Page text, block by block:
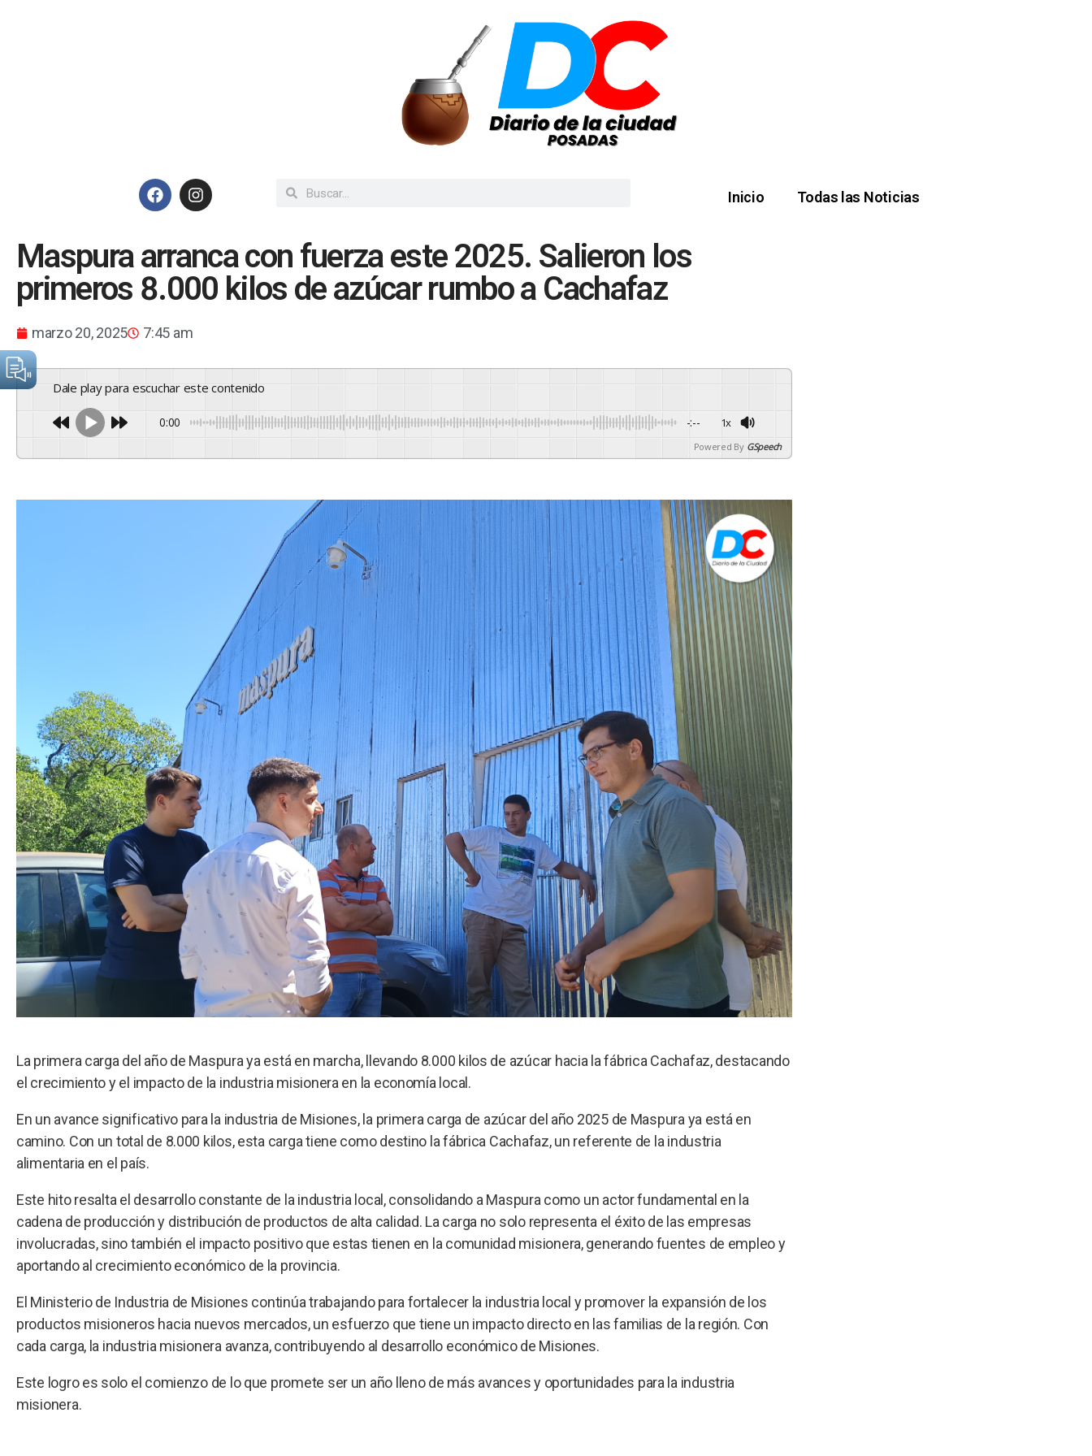
Inicio Todas las Noticias
Maspura arranca con fuerza este 2025. Salieron los
primeros 8.000 kilos de azúcar rumbo a Cachafaz
marzo 20, 2025 7:45 am
Dale play para escuchar este contenido
0:00 -:-- 1x
Powered By GSpeech
La primera carga del año de Maspura ya está en marcha, llevando 8.000 kilos de azúcar hacia la fábrica Cachafaz, destacando
el crecimiento y el impacto de la industria misionera en la economía local.
En un avance significativo para la industria de Misiones, la primera carga de azúcar del año 2025 de Maspura ya está en
camino. Con un total de 8.000 kilos, esta carga tiene como destino la fábrica Cachafaz, un referente de la industria
alimentaria en el país.
Este hito resalta el desarrollo constante de la industria local, consolidando a Maspura como un actor fundamental en la
cadena de producción y distribución de productos de alta calidad. La carga no solo representa el éxito de las empresas
involucradas, sino también el impacto positivo que estas tienen en la comunidad misionera, generando fuentes de empleo y
aportando al crecimiento económico de la provincia.
El Ministerio de Industria de Misiones continúa trabajando para fortalecer la industria local y promover la expansión de los
productos misioneros hacia nuevos mercados, un esfuerzo que tiene un impacto directo en las familias de la región. Con
cada carga, la industria misionera avanza, contribuyendo al desarrollo económico de Misiones.
Este logro es solo el comienzo de lo que promete ser un año lleno de más avances y oportunidades para la industria
misionera.